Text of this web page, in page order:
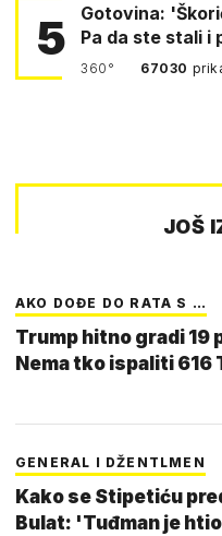
5
Gotovina:
Pa da ste stali
360° 67030
JOŠ
AKO DOĐE DO RATA S …
Trump hitno gradi 19
Nema tko ispaliti 616
GENERAL I DŽENTLMEN
Kako se Stipetiću
Bulat: 'Tuđman je